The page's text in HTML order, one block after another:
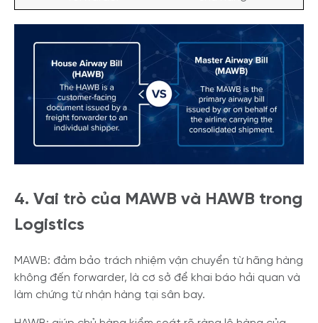
4. Vai trò của MAWB và HAWB trong
Logistics
MAWB: đảm bảo trách nhiệm vận chuyển từ hãng hàng
không đến forwarder, là cơ sở để khai báo hải quan và
làm chứng từ nhận hàng tại sân bay.